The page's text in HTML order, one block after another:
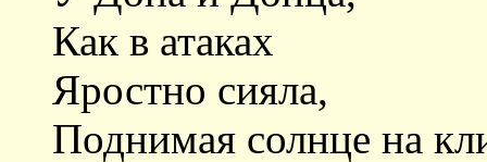
Как в атаках
Яростно сияла,
Поднимая солнце на